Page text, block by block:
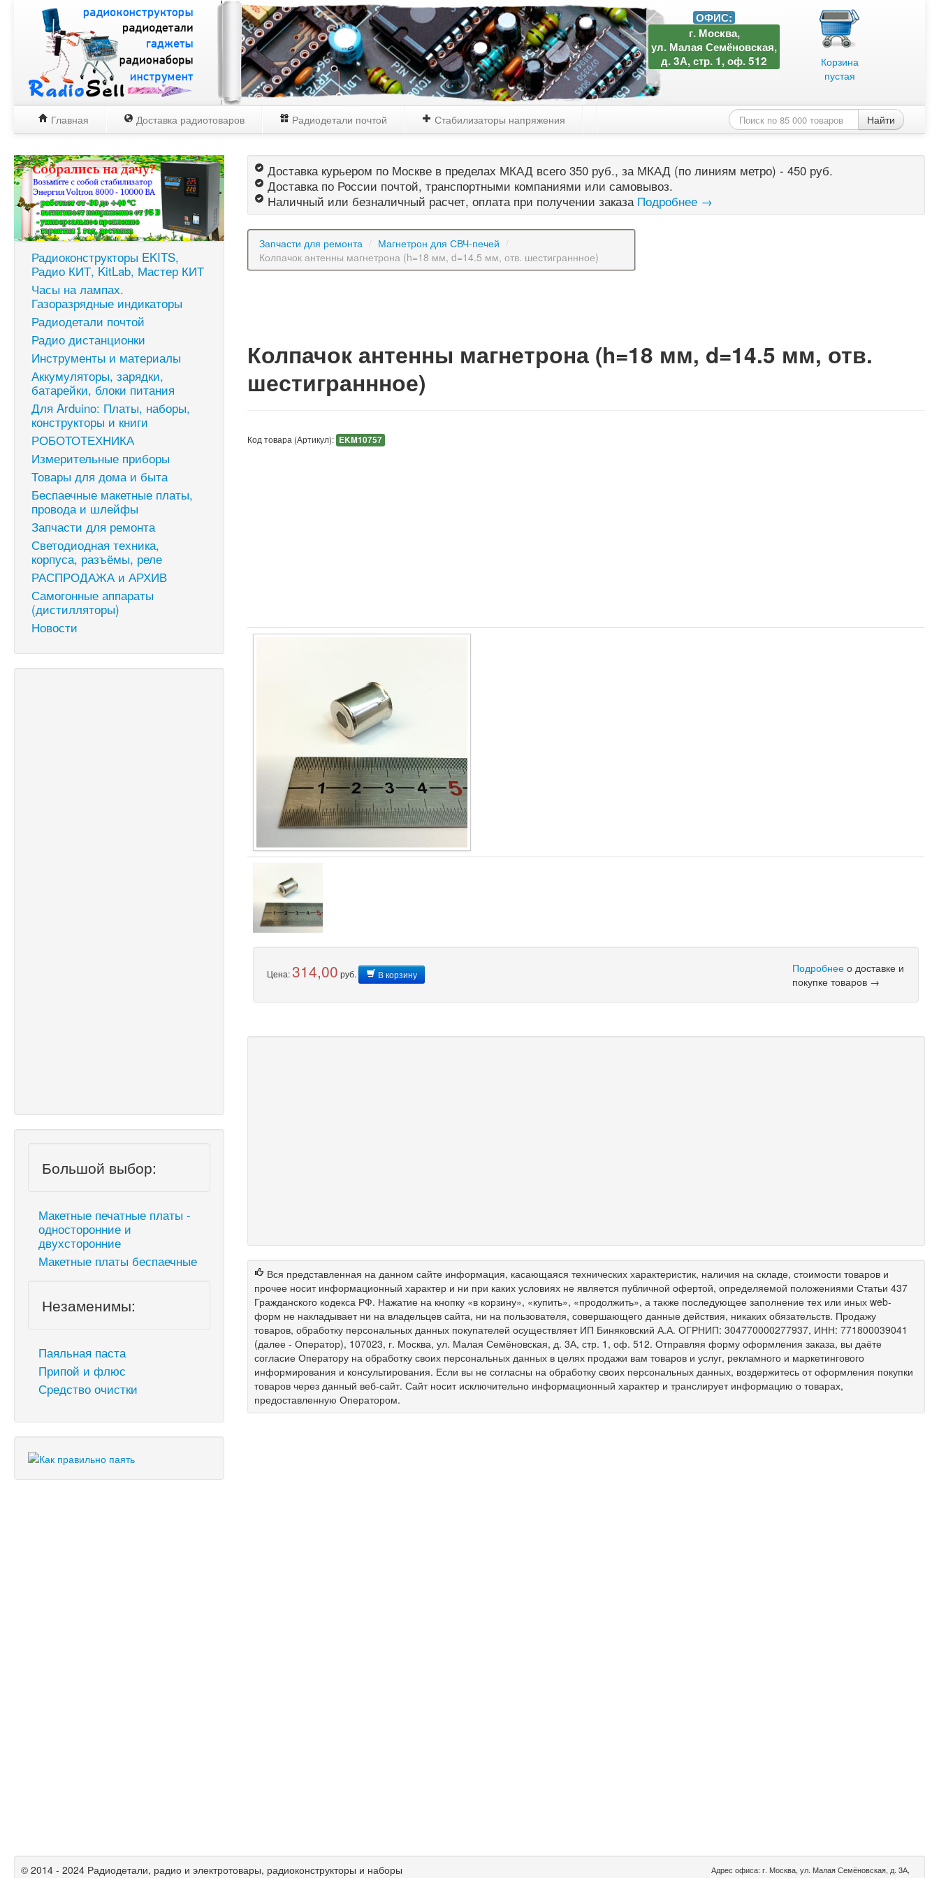
Корзина
пустая
ОФИС:
г. Москва,
ул. Малая Семёновская,
д. 3А, стр. 1, оф. 512
Главная Доставка радиотоваров Радиодетали почтой Стабилизаторы напряжения Найти
Радиоконструкторы EKITS,
Радио КИТ, KitLab, Мастер КИТ
Часы на лампах.
Газоразрядные индикаторы
Радиодетали почтой
Радио дистанционки
Инструменты и материалы
Аккумуляторы, зарядки,
батарейки, блоки питания
Для Arduino: Платы, наборы,
конструкторы и книги
РОБОТОТЕХНИКА
Измерительные приборы
Товары для дома и быта
Беспаечные макетные платы,
провода и шлейфы
Запчасти для ремонта
Светодиодная техника,
корпуса, разъёмы, реле
РАСПРОДАЖА и АРХИВ
Самогонные аппараты
(дистилляторы)
Новости
Большой выбор:
Макетные печатные платы -
односторонние и
двухсторонние
Макетные платы беспаечные
Незаменимы:
Паяльная паста
Припой и флюс
Средство очистки
Доставка курьером по Москве в пределах МКАД всего 350 руб., за МКАД (по линиям метро) - 450 руб.
Доставка по России почтой, транспортными компаниями или самовывоз.
Наличный или безналичный расчет, оплата при получении заказа Подробнее →
Запчасти для ремонта / Магнетрон для СВЧ-печей /
Колпачок антенны магнетрона (h=18 мм, d=14.5 мм, отв. шестиграннное)
Колпачок антенны магнетрона (h=18 мм, d=14.5 мм, отв.
шестиграннное)
Код товара (Артикул): EKM10757
Цена:314,00 руб. В корзину Подробнее о доставке и
покупке товаров →
Вся представленная на данном сайте информация, касающаяся технических характеристик, наличия на складе, стоимости товаров и
прочее носит информационный характер и ни при каких условиях не является публичной офертой, определяемой положениями Статьи 437
Гражданского кодекса РФ. Нажатие на кнопку «в корзину», «купить», «продолжить», а также последующее заполнение тех или иных web-
форм не накладывает ни на владельцев сайта, ни на пользователя, совершающего данные действия, никаких обязательств. Продажу
товаров, обработку персональных данных покупателей осуществляет ИП Биняковский А.А. ОГРНИП: 304770000277937, ИНН: 771800039041
(далее - Оператор), 107023, г. Москва, ул. Малая Семёновская, д. 3А, стр. 1, оф. 512. Отправляя форму оформления заказа, вы даёте
согласие Оператору на обработку своих персональных данных в целях продажи вам товаров и услуг, рекламного и маркетингового
информирования и консультирования. Если вы не согласны на обработку своих персональных данных, воздержитесь от оформления покупки
товаров через данный веб-сайт. Сайт носит исключительно информационный характер и транслирует информацию о товарах,
предоставленную Оператором.
© 2014 - 2024 Радиодетали, радио и электротовары, радиоконструкторы и наборы Адрес офиса: г. Москва, ул. Малая Семёновская, д. 3А,